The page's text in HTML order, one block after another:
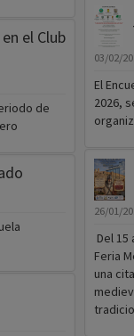
el Club
de
03/02/
El
2026,
26/01/
Del 15
Feria
una